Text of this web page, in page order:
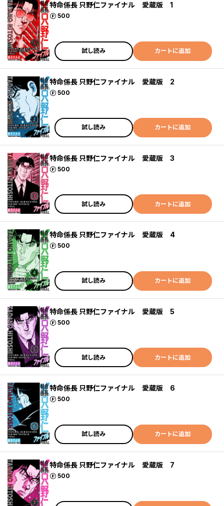
特命係長 只野仁ファイナル 愛蔵版 1
500
ポイント
試し読み カートに追加
特命係長 只野仁ファイナル 愛蔵版 2
500
ポイント
試し読み カートに追加
特命係長 只野仁ファイナル 愛蔵版 3
500
ポイント
試し読み カートに追加
特命係長 只野仁ファイナル 愛蔵版 4
500
ポイント
試し読み カートに追加
特命係長 只野仁ファイナル 愛蔵版 5
500
ポイント
試し読み カートに追加
特命係長 只野仁ファイナル 愛蔵版 6
500
ポイント
試し読み カートに追加
特命係長 只野仁ファイナル 愛蔵版 7
500
ポイント